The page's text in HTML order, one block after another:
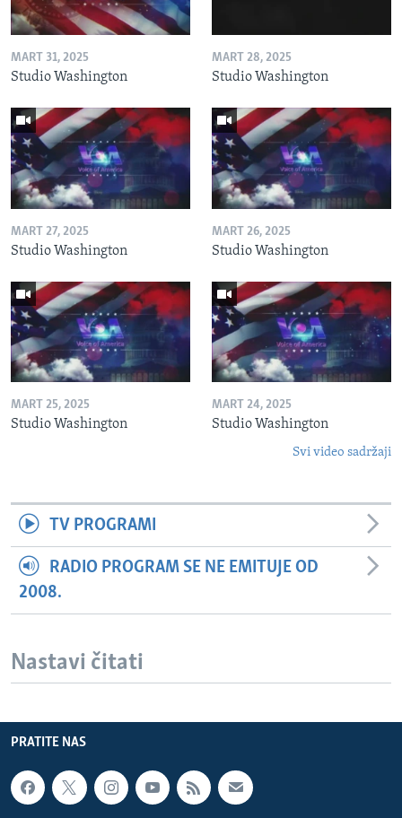
MART 31, 2025
Studio Washington
MART 28, 2025
Studio Washington
MART 27, 2025
Studio Washington
MART 26, 2025
Studio Washington
MART 25, 2025
Studio Washington
MART 24, 2025
Studio Washington
Svi video sadržaji
TV PROGRAMI
RADIO PROGRAM SE NE EMITUJE OD
2008.
Nastavi čitati
PRATITE NAS